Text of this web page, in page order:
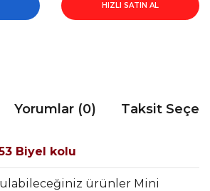
HIZLI SATIN AL
Yorumlar (0) Taksit
Biyel kolu
ürünler Mini